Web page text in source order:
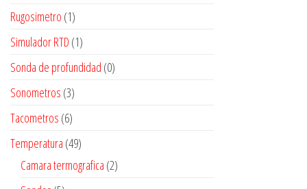
Rugosimetro (1)
Simulador RTD (1)
Sonda de profundidad (0)
Sonometros (3)
Tacometros (6)
Temperatura (49)
Camara termografica (2)